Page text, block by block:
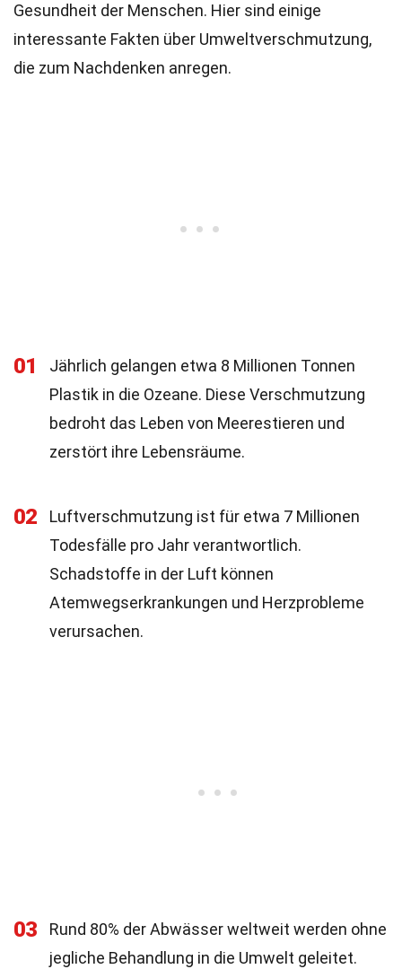
Gesundheit der Menschen. Hier sind einige
interessante Fakten über Umweltverschmutzung,
die zum Nachdenken anregen.
01
Jährlich gelangen etwa 8 Millionen Tonnen
Plastik in die Ozeane. Diese Verschmutzung
bedroht das Leben von Meerestieren und
zerstört ihre Lebensräume.
02
Luftverschmutzung ist für etwa 7 Millionen
Todesfälle pro Jahr verantwortlich.
Schadstoffe in der Luft können
Atemwegserkrankungen und Herzprobleme
verursachen.
03
Rund 80% der Abwässer weltweit werden ohne
jegliche Behandlung in die Umwelt geleitet.